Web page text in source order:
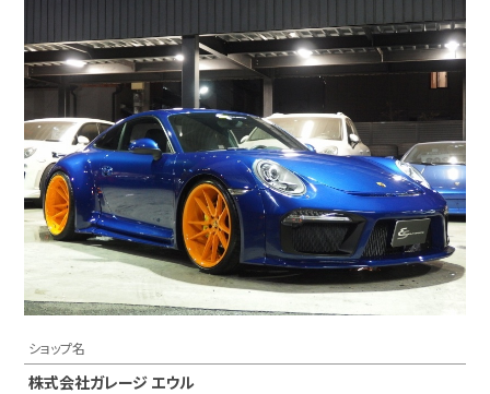
ショップ名
株式会社ガレージ エウル